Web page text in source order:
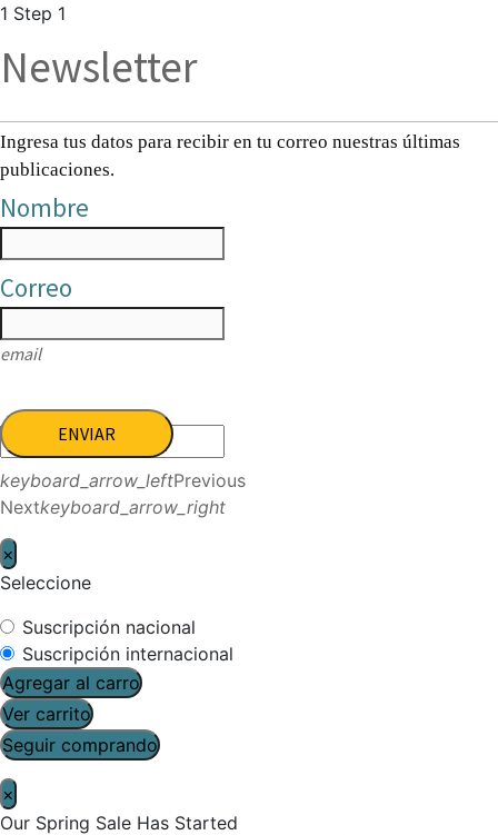
1 Step 1
Newsletter
Ingresa tus datos para recibir en tu correo nuestras últimas
publicaciones.
Nombre
Correo
email
ENVIAR
keyboard_arrow_leftPrevious
Nextkeyboard_arrow_right
×
Seleccione
Suscripción nacional
Suscripción internacional
Agregar al carro
Ver carrito
Seguir comprando
×
Our Spring Sale Has Started